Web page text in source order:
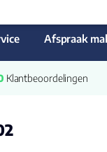
Afspraak
Klantbeoordelingen